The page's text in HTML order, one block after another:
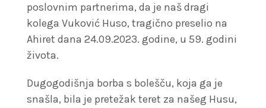
poslovnim partnerima, da je naš dragi
kolega Vuković Huso, tragično preselio na
Ahiret dana 24.09.2023. godine, u 59. godini
života.
Dugogodišnja borba s bolešču, koja ga je
snašla, bila je pretežak teret za našeg Husu,